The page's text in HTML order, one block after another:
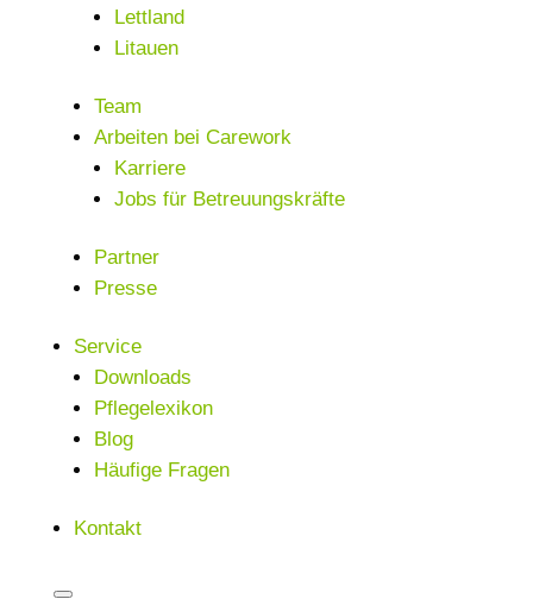
Lettland
Litauen
Team
Arbeiten bei Carework
Karriere
Jobs für Betreuungskräfte
Partner
Presse
Service
Downloads
Pflegelexikon
Blog
Häufige Fragen
Kontakt